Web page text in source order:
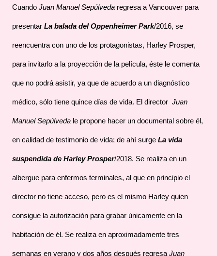
Cuando Juan Manuel Sepúlveda regresa a Vancouver para
presentar La balada del Oppenheimer Park/2016, se
reencuentra con uno de los protagonistas, Harley Prosper,
para invitarlo a la proyección de la película, éste le comenta
que no podrá asistir, ya que de acuerdo a un diagnóstico
médico, sólo tiene quince días de vida. El director Juan
Manuel Sepúlveda le propone hacer un documental sobre él,
en calidad de testimonio de vida; de ahí surge La vida
suspendida de Harley Prosper/2018. Se realiza en un
albergue para enfermos terminales, al que en principio el
director no tiene acceso, pero es el mismo Harley quien
consigue la autorización para grabar únicamente en la
habitación de él. Se realiza en aproximadamente tres
semanas en verano y dos años después regresa Juan